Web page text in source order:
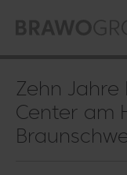
Zehn Jahre
Center am